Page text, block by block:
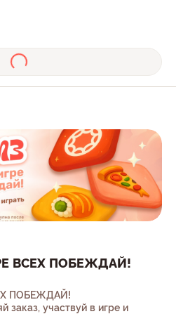
ВСЕХ ПОБЕЖДАЙ!
ПОБЕЖДАЙ!
заказ, участвуй в игре и